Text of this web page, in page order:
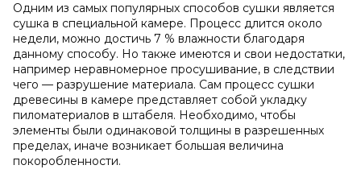
Одним из самых популярных способов сушки является
сушка в специальной камере. Процесс длится около
недели, можно достичь 7 % влажности благодаря
данному способу. Но также имеются и свои недостатки,
например неравномерное просушивание, в следствии
чего — разрушение материала. Сам процесс сушки
древесины в камере представляет собой укладку
пиломатериалов в штабеля. Необходимо, чтобы
элементы были одинаковой толщины в разрешенных
пределах, иначе возникает большая величина
покоробленности.